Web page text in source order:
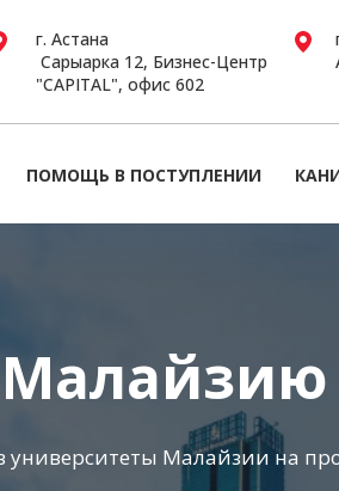
г. Астана
Сарыарка 12, Бизнес-Центр
"CAPITAL", офис 602
ПОМОЩЬ В ПОСТУПЛЕНИИ
Малайзию
университеты Малайзии на